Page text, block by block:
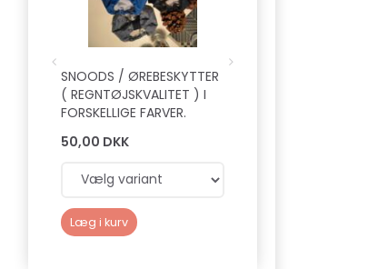
SNOODS / ØREBESKYTTER
( REGNTØJSKVALITET ) I
FORSKELLIGE FARVER.
50,00 DKK
Læg i kurv